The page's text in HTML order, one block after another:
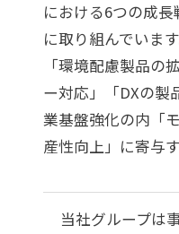
における6つの成
に取り組んでいま
「環境配慮製品の
ー対応」「DXの製
業基盤強化の内「
産性向上」に寄与
当社グループは